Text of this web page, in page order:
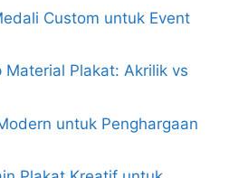
Custom untuk Event
Material Plakat: Akrilik vs
untuk Penghargaan